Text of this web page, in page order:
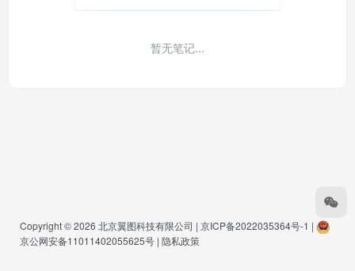
暂无笔记...
Copyright © 2026 北京翼图科技有限公司 | 京ICP备2022035364号-1 |
京公网安备11011402055625号 | 隐私政策